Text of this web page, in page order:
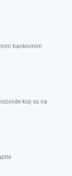
bankovnim
koji su na